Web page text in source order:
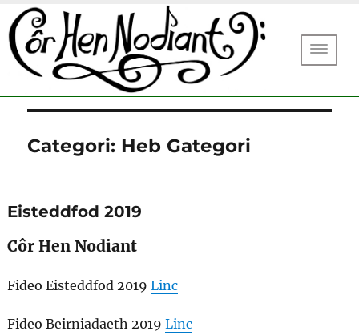
Côr
Categori: Heb Gategori
Eisteddfod 2019
Côr Hen Nodiant
Fideo Eisteddfod 2019 Linc
Fideo Beirniadaeth 2019 Linc